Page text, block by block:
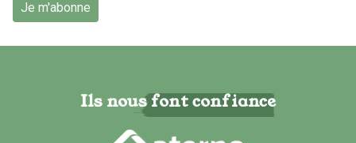
Je m'abonne
Ils nous font confiance